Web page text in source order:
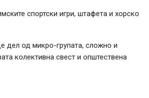
спортски игри, штафета и хорско
дел од микро-групата, сложно и
колективна свест и општествена